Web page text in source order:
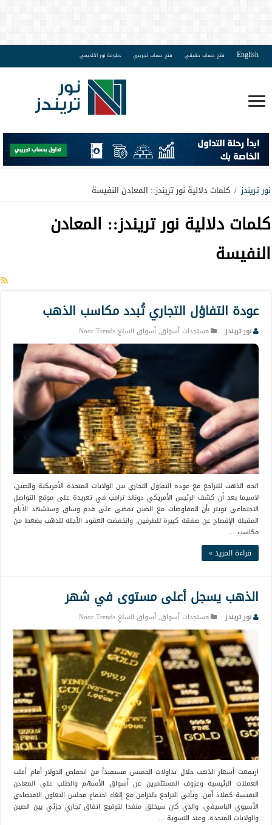
English فتح حساب حقيقي فتح حساب تجريبي دبلومة نور اكاديمي
نور تريندز / كلمات دلالية نور تريندز:: المعادن النفيسة
كلمات دلالية نور تريندز:: المعادن
النفيسة
عودة التفاؤل التجاري تُبدد مكاسب الذهب
نور تريندز مستجدات أسواق,أسواق السلع Noor Trends
اتجه الذهب للتراجع مع عودة التفاؤل التجاري بين الولايات المتحدة الأمريكية والصين،
لاسيما بعد أن كشف الرئيس الأمريكي دونالد ترامب في تغريدة على موقع التواصل
الاجتماعي تويتر بأن المفاوضات مع الصين تمضي على قدم وساق وستشهد الأيام
المقبلة الإفصاح عن صفقة كبيرة للطرفين. وانخفضت العقود الآجلة للذهب بضغط من
مكاسب …
قراءة المزيد »
الذهب يسجل أعلى مستوى في شهر
نور تريندز مستجدات أسواق,أسواق السلع Noor Trends
ارتفعت أسعار الذهب خلال تداولات الخميس مستفيداً من انخفاض الدولار أمام أغلب
العملات الرئيسية وعزوف المستثمرين عن أسواق الأسهم والطلب على المعادن
النفيسة كملاذ آمن. ويأتي التراجع بالتزامن مع إلغاء اجتماع مجلس التعاون الاقتصادي
الآسيوي الباسيفي، والذي كان سيخلق منفذا لتوقيع اتفاق تجاري جزئي بين الصين
والولايات المتحدة. وعند التسوية …